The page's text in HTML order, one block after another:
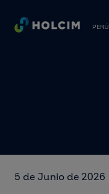
PERÚ
5 de Junio de 2026